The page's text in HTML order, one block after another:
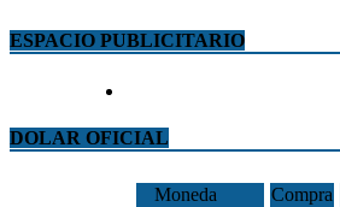
ESPACIO PUBLICITARIO
DOLAR OFICIAL
Moneda Compra